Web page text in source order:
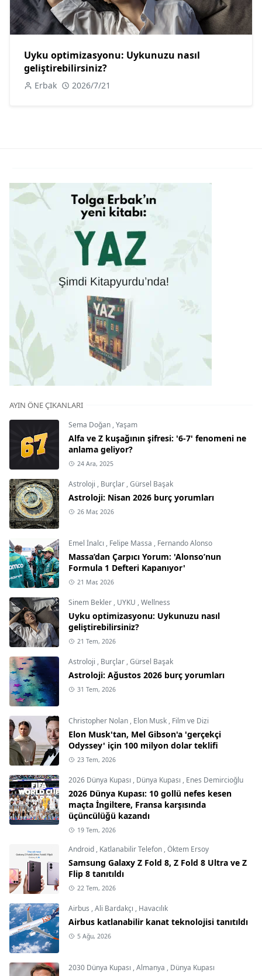
Uyku optimizasyonu: Uykunuzu nasıl
geliştirebilirsiniz?
Erbak 2026/7/21
AYIN ÖNE ÇIKANLARI
Sema Doğan ,Yaşam
Alfa ve Z kuşağının şifresi: '6-7' fenomeni ne
anlama geliyor?
24 Ara, 2025
Astroloji , Burçlar ,Gürsel Başak
Astroloji: Nisan 2026 burç yorumları
26 Mar, 2026
Emel İnalcı , Felipe Massa , Fernando Alonso
Massa’dan Çarpıcı Yorum: 'Alonso’nun
Formula 1 Defteri Kapanıyor'
21 Mar, 2026
Sinem Bekler , UYKU ,Wellness
Uyku optimizasyonu: Uykunuzu nasıl
geliştirebilirsiniz?
21 Tem, 2026
Astroloji , Burçlar ,Gürsel Başak
Astroloji: Ağustos 2026 burç yorumları
31 Tem, 2026
Christopher Nolan , Elon Musk , Film ve Dizi
Elon Musk'tan, Mel Gibson'a 'gerçekçi
Odyssey' için 100 milyon dolar teklifi
23 Tem, 2026
2026 Dünya Kupası , Dünya Kupası , Enes Demircioğlu
2026 Dünya Kupası: 10 gollü nefes kesen
maçta İngiltere, Fransa karşısında
üçüncülüğü kazandı
19 Tem, 2026
Android , Katlanabilir Telefon ,Öktem Ersoy
Samsung Galaxy Z Fold 8, Z Fold 8 Ultra ve Z
Flip 8 tanıtıldı
22 Tem, 2026
Airbus ,Ali Bardakçı , Havacılık
Airbus katlanabilir kanat teknolojisi tanıtıldı
5 Ağu, 2026
2030 Dünya Kupası ,Almanya , Dünya Kupası